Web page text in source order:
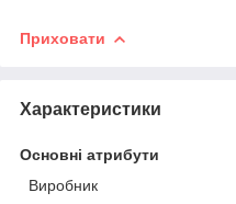
Приховати
Характеристики
Основні атрибути
Виробник